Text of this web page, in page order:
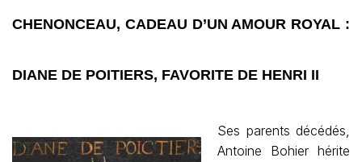
CHENONCEAU, CADEAU D’UN AMOUR ROYAL :
DIANE DE POITIERS, FAVORITE DE HENRI II
Ses parents décédés,
Antoine Bohier hérite